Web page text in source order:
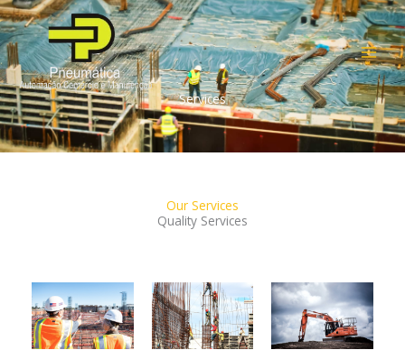
Ir
para
o
conteúdo
Services
Our Services
Quality Services